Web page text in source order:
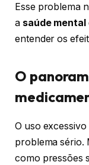
Esse problema
a saúde mental
entender os
O
O uso
problema sério.
como pressões